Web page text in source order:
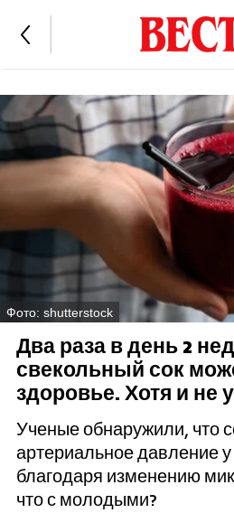
Фото: shutterstock
Два раза в день 2
свекольный сок
здоровье. Хотя и не
Ученые обнаружили, что
артериальное давление
благодаря изменению
что с молодыми?